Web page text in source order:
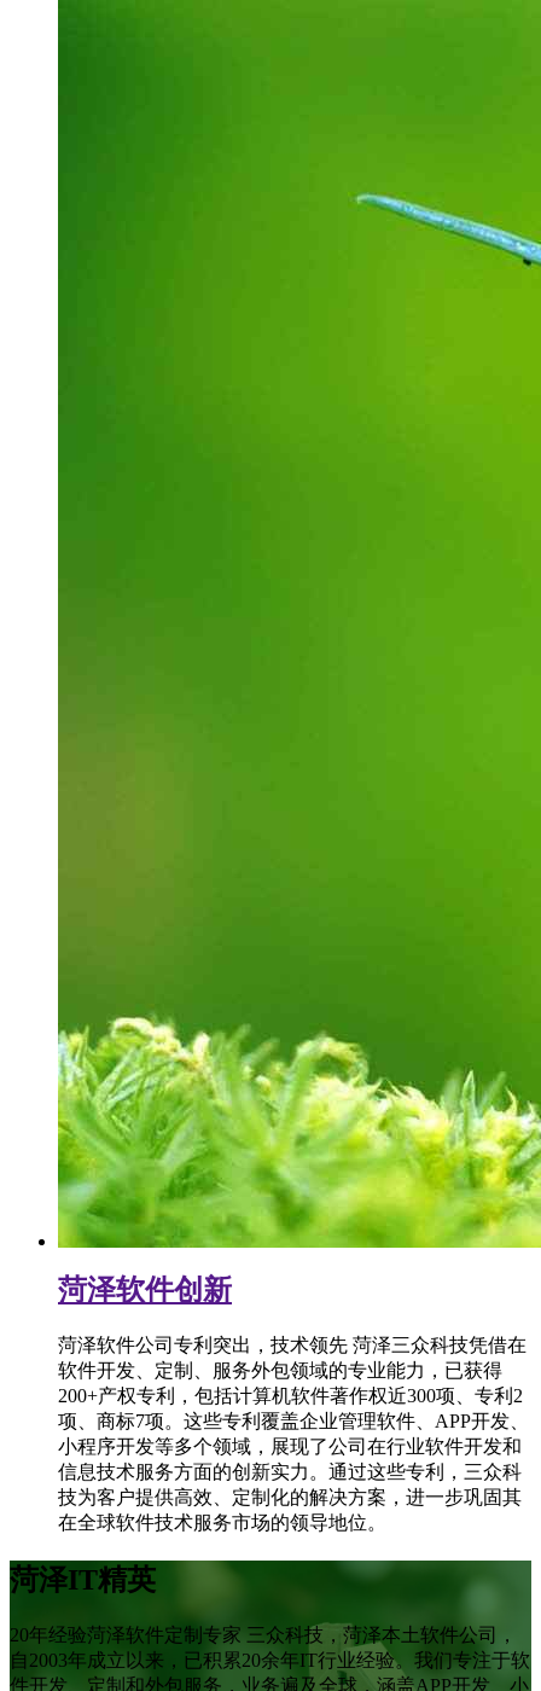
菏泽软件创新
菏泽软件公司专利突出，技术领先 菏泽三众科技凭借在
软件开发、定制、服务外包领域的专业能力，已获得
200+产权专利，包括计算机软件著作权近300项、专利2
项、商标7项。这些专利覆盖企业管理软件、APP开发、
小程序开发等多个领域，展现了公司在行业软件开发和
信息技术服务方面的创新实力。通过这些专利，三众科
技为客户提供高效、定制化的解决方案，进一步巩固其
在全球软件技术服务市场的领导地位。
菏泽IT精英
20年经验菏泽软件定制专家 三众科技，菏泽本土软件公司，
自2003年成立以来，已积累20余年IT行业经验。我们专注于软
件开发、定制和外包服务，业务遍及全球，涵盖APP开发、小